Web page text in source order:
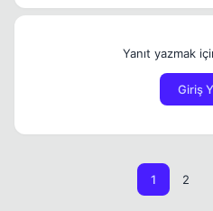
Yanıt yazmak
Giriş
1 2